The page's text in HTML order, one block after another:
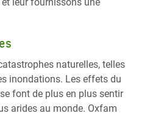
naturelles, telles
inondations. Les effets du
font de plus en plus sentir
arides au monde. Oxfam